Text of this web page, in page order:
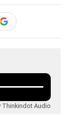
Thinkindot Audio